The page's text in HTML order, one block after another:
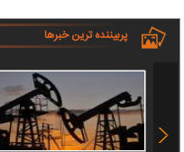
پربیننده ترین خبرها